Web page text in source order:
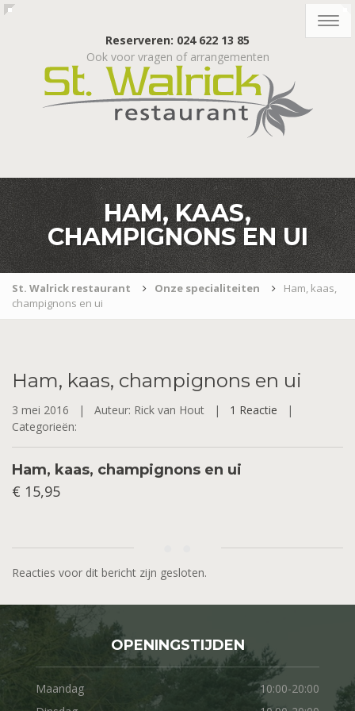
Reserveren: 024 622 13 85
Ook voor vragen of arrangementen
HAM, KAAS,
CHAMPIGNONS EN UI
St. Walrick restaurant Onze specialiteiten
Ham, kaas,
champignons en ui
Ham, kaas, champignons en ui
3 mei 2016 | Auteur: Rick van Hout | 1 Reactie |
Categorieën:
Ham, kaas, champignons en ui
€ 15,95
Reacties voor dit bericht zijn gesloten.
OPENINGSTIJDEN
Maandag
10:00-20:00